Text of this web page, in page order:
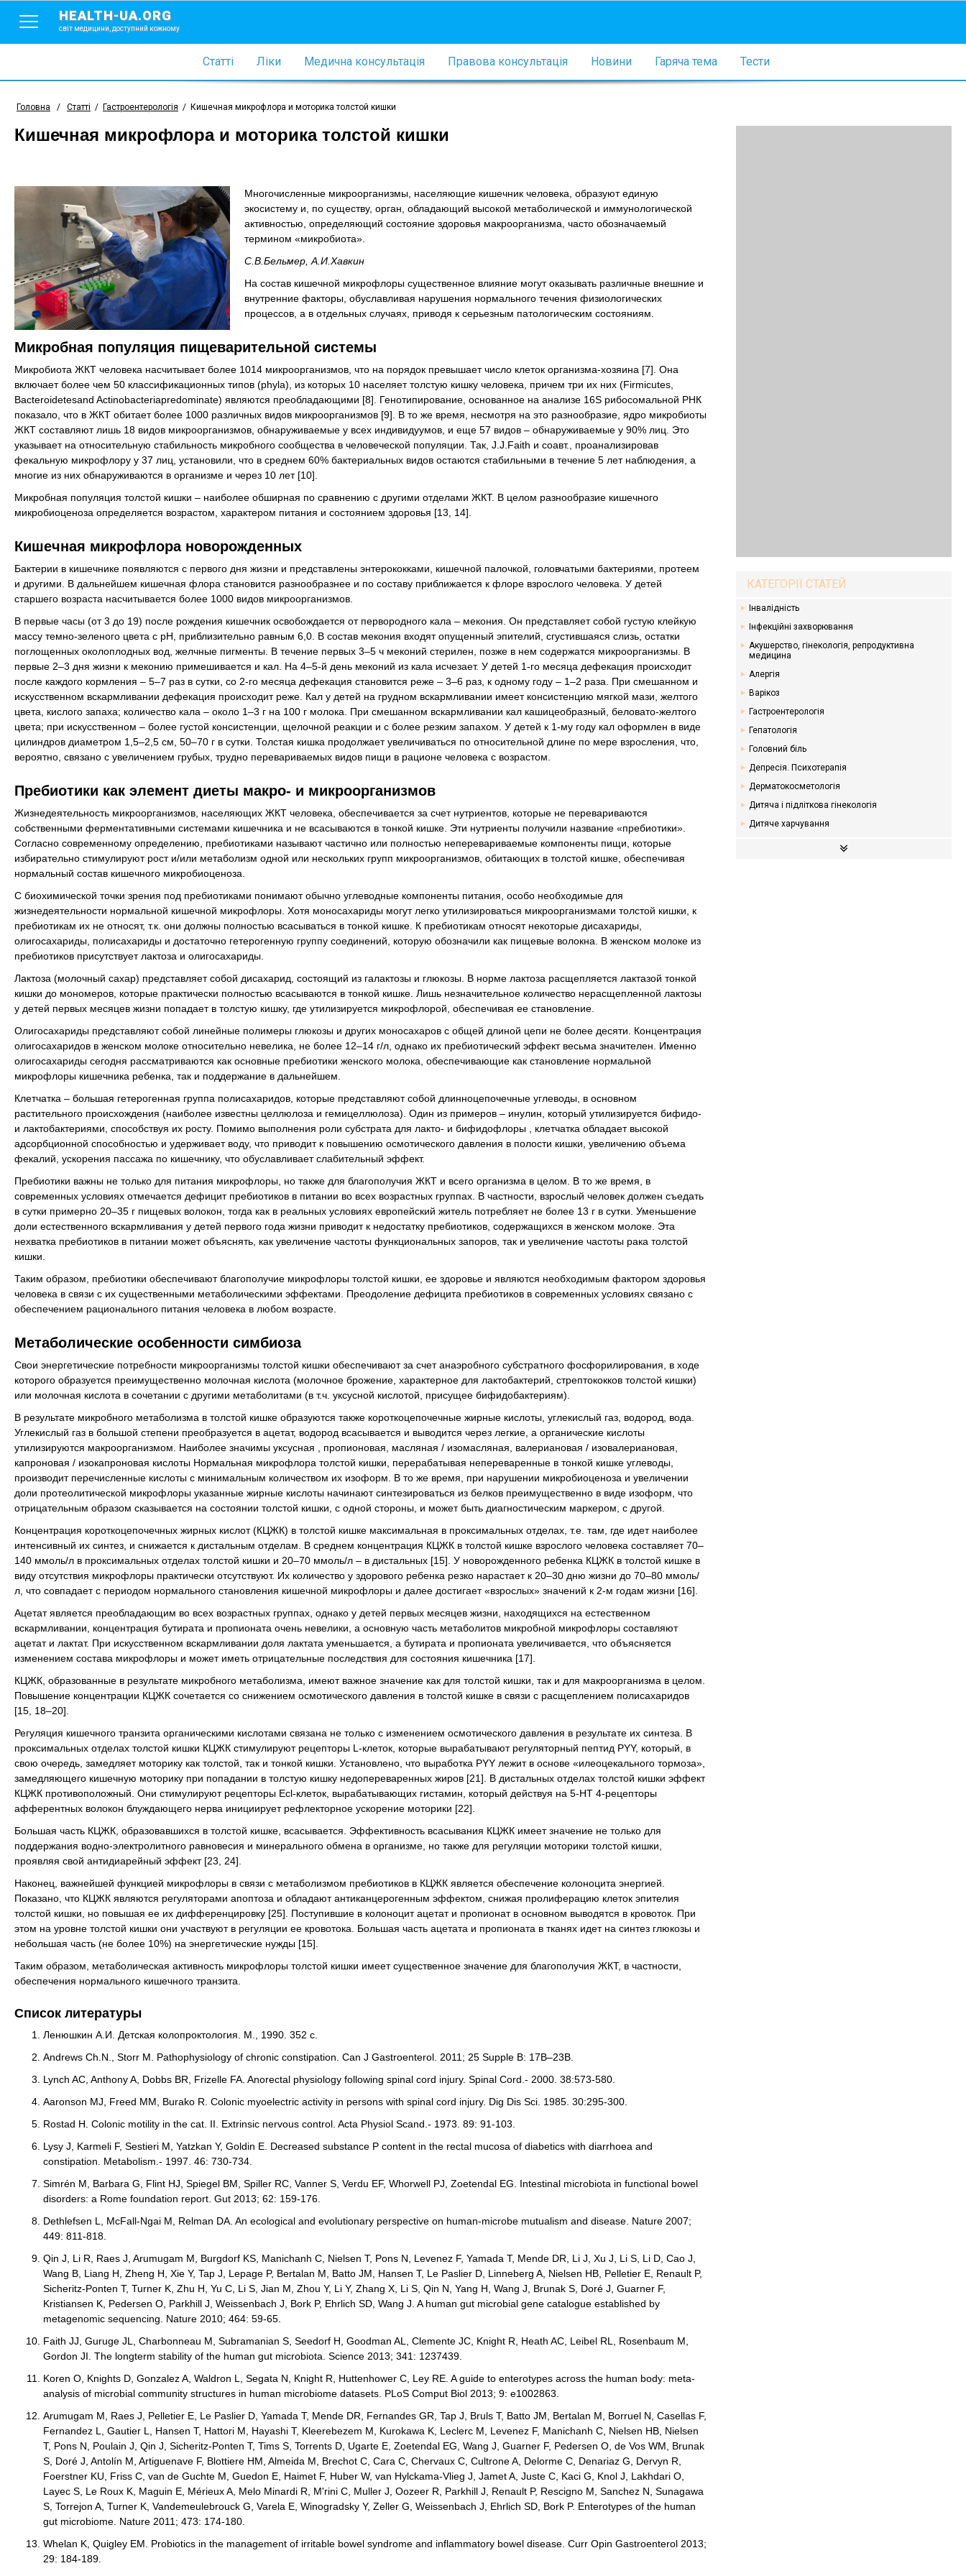
HEALTH-UA.ORG
світ медицини, доступний кожному
Статті Ліки Медична консультація Правова консультація Новини Гаряча тема Тести
Головна / Статті / Гастроентерологія / Кишечная микрофлора и моторика толстой кишки
Кишечная микрофлора и моторика толстой кишки
Многочисленные микроорганизмы, населяющие кишечник человека, образуют единую
экосистему и, по существу, орган, обладающий высокой метаболической и иммунологической
активностью, определяющий состояние здоровья макроорганизма, часто обозначаемый
термином «микробиота».
С.В.Бельмер, А.И.Хавкин
На состав кишечной микрофлоры существенное влияние могут оказывать различные внешние и
внутренние факторы, обуславливая нарушения нормального течения физиологических
процессов, а в отдельных случаях, приводя к серьезным патологическим состояниям.
Микробная популяция пищеварительной системы
Микробиота ЖКТ человека насчитывает более 1014 микроорганизмов, что на порядок превышает число клеток организма-хозяина [7]. Она
включает более чем 50 классификационных типов (phyla), из которых 10 населяет толстую кишку человека, причем три их них (Firmicutes,
Bacteroidetesand Actinobacteriapredominate) являются преобладающими [8]. Генотипирование, основанное на анализе 16S рибосомальной РНК
показало, что в ЖКТ обитает более 1000 различных видов микроорганизмов [9]. В то же время, несмотря на это разнообразие, ядро микробиоты
ЖКТ составляют лишь 18 видов микроорганизмов, обнаруживаемые у всех индивидуумов, и еще 57 видов – обнаруживаемые у 90% лиц. Это
указывает на относительную стабильность микробного сообщества в человеческой популяции. Так, J.J.Faith и соавт., проанализировав
фекальную микрофлору у 37 лиц, установили, что в среднем 60% бактериальных видов остаются стабильными в течение 5 лет наблюдения, а
многие из них обнаруживаются в организме и через 10 лет [10].
Микробная популяция толстой кишки – наиболее обширная по сравнению с другими отделами ЖКТ. В целом разнообразие кишечного
микробиоценоза определяется возрастом, характером питания и состоянием здоровья [13, 14].
Кишечная микрофлора новорожденных
Бактерии в кишечнике появляются с первого дня жизни и представлены энтерококками, кишечной палочкой, головчатыми бактериями, протеем
и другими. В дальнейшем кишечная флора становится разнообразнее и по составу приближается к флоре взрослого человека. У детей
старшего возраста насчитывается более 1000 видов микроорганизмов.
В первые часы (от 3 до 19) после рождения кишечник освобождается от первородного кала – мекония. Он представляет собой густую клейкую
массу темно-зеленого цвета с рН, приблизительно равным 6,0. В состав мекония входят опущенный эпителий, сгустившаяся слизь, остатки
поглощенных околоплодных вод, желчные пигменты. В течение первых 3–5 ч меконий стерилен, позже в нем содержатся микроорганизмы. В
первые 2–3 дня жизни к меконию примешивается и кал. На 4–5-й день меконий из кала исчезает. У детей 1-го месяца дефекация происходит
после каждого кормления – 5–7 раз в сутки, со 2-го месяца дефекация становится реже – 3–6 раз, к одному году – 1–2 раза. При смешанном и
искусственном вскармливании дефекация происходит реже. Кал у детей на грудном вскармливании имеет консистенцию мягкой мази, желтого
цвета, кислого запаха; количество кала – около 1–3 г на 100 г молока. При смешанном вскармливании кал кашицеобразный, беловато-желтого
цвета; при искусственном – более густой консистенции, щелочной реакции и с более резким запахом. У детей к 1-му году кал оформлен в виде
цилиндров диаметром 1,5–2,5 см, 50–70 г в сутки. Толстая кишка продолжает увеличиваться по относительной длине по мере взросления, что,
вероятно, связано с увеличением грубых, трудно перевариваемых видов пищи в рационе человека с возрастом.
Пребиотики как элемент диеты макро- и микроорганизмов
Жизнедеятельность микроорганизмов, населяющих ЖКТ человека, обеспечивается за счет нутриентов, которые не перевариваются
собственными ферментативными системами кишечника и не всасываются в тонкой кишке. Эти нутриенты получили название «пребиотики».
Согласно современному определению, пребиотиками называют частично или полностью неперевариваемые компоненты пищи, которые
избирательно стимулируют рост и/или метаболизм одной или нескольких групп микроорганизмов, обитающих в толстой кишке, обеспечивая
нормальный состав кишечного микробиоценоза.
С биохимической точки зрения под пребиотиками понимают обычно углеводные компоненты питания, особо необходимые для
жизнедеятельности нормальной кишечной микрофлоры. Хотя моносахариды могут легко утилизироваться микроорганизмами толстой кишки, к
пребиотикам их не относят, т.к. они должны полностью всасываться в тонкой кишке. К пребиотикам относят некоторые дисахариды,
олигосахариды, полисахариды и достаточно гетерогенную группу соединений, которую обозначили как пищевые волокна. В женском молоке из
пребиотиков присутствует лактоза и олигосахариды.
Лактоза (молочный сахар) представляет собой дисахарид, состоящий из галактозы и глюкозы. В норме лактоза расщепляется лактазой тонкой
кишки до мономеров, которые практически полностью всасываются в тонкой кишке. Лишь незначительное количество нерасщепленной лактозы
у детей первых месяцев жизни попадает в толстую кишку, где утилизируется микрофлорой, обеспечивая ее становление.
Олигосахариды представляют собой линейные полимеры глюкозы и других моносахаров с общей длиной цепи не более десяти. Концентрация
олигосахаридов в женском молоке относительно невелика, не более 12–14 г/л, однако их пребиотический эффект весьма значителен. Именно
олигосахариды сегодня рассматриваются как основные пребиотики женского молока, обеспечивающие как становление нормальной
микрофлоры кишечника ребенка, так и поддержание в дальнейшем.
Клетчатка – большая гетерогенная группа полисахаридов, которые представляют собой длинноцепочечные углеводы, в основном
растительного происхождения (наиболее известны целлюлоза и гемицеллюлоза). Один из примеров – инулин, который утилизируется бифидо-
и лактобактериями, способствуя их росту. Помимо выполнения роли субстрата для лакто- и бифидофлоры , клетчатка обладает высокой
адсорбционной способностью и удерживает воду, что приводит к повышению осмотического давления в полости кишки, увеличению объема
фекалий, ускорения пассажа по кишечнику, что обуславливает слабительный эффект.
Пребиотики важны не только для питания микрофлоры, но также для благополучия ЖКТ и всего организма в целом. В то же время, в
современных условиях отмечается дефицит пребиотиков в питании во всех возрастных группах. В частности, взрослый человек должен съедать
в сутки примерно 20–35 г пищевых волокон, тогда как в реальных условиях европейский житель потребляет не более 13 г в сутки. Уменьшение
доли естественного вскармливания у детей первого года жизни приводит к недостатку пребиотиков, содержащихся в женском молоке. Эта
нехватка пребиотиков в питании может объяснять, как увеличение частоты функциональных запоров, так и увеличение частоты рака толстой
кишки.
Таким образом, пребиотики обеспечивают благополучие микрофлоры толстой кишки, ее здоровье и являются необходимым фактором здоровья
человека в связи с их существенными метаболическими эффектами. Преодоление дефицита пребиотиков в современных условиях связано с
обеспечением рационального питания человека в любом возрасте.
Метаболические особенности симбиоза
Свои энергетические потребности микроорганизмы толстой кишки обеспечивают за счет анаэробного субстратного фосфорилирования, в ходе
которого образуется преимущественно молочная кислота (молочное брожение, характерное для лактобактерий, стрептококков толстой кишки)
или молочная кислота в сочетании с другими метаболитами (в т.ч. уксусной кислотой, присущее бифидобактериям).
В результате микробного метаболизма в толстой кишке образуются также короткоцепочечные жирные кислоты, углекислый газ, водород, вода.
Углекислый газ в большой степени преобразуется в ацетат, водород всасывается и выводится через легкие, а органические кислоты
утилизируются макроорганизмом. Наиболее значимы уксусная , пропионовая, масляная / изомасляная, валериановая / изовалериановая,
капроновая / изокапроновая кислоты Нормальная микрофлора толстой кишки, перерабатывая непереваренные в тонкой кишке углеводы,
производит перечисленные кислоты с минимальным количеством их изоформ. В то же время, при нарушении микробиоценоза и увеличении
доли протеолитической микрофлоры указанные жирные кислоты начинают синтезироваться из белков преимущественно в виде изоформ, что
отрицательным образом сказывается на состоянии толстой кишки, с одной стороны, и может быть диагностическим маркером, с другой.
Концентрация короткоцепочечных жирных кислот (КЦЖК) в толстой кишке максимальная в проксимальных отделах, т.е. там, где идет наиболее
интенсивный их синтез, и снижается к дистальным отделам. В среднем концентрация КЦЖК в толстой кишке взрослого человека составляет 70–
140 ммоль/л в проксимальных отделах толстой кишки и 20–70 ммоль/л – в дистальных [15]. У новорожденного ребенка КЦЖК в толстой кишке в
виду отсутствия микрофлоры практически отсутствуют. Их количество у здорового ребенка резко нарастает к 20–30 дню жизни до 70–80 ммоль/
л, что совпадает с периодом нормального становления кишечной микрофлоры и далее достигает «взрослых» значений к 2-м годам жизни [16].
Ацетат является преобладающим во всех возрастных группах, однако у детей первых месяцев жизни, находящихся на естественном
вскармливании, концентрация бутирата и пропионата очень невелики, а основную часть метаболитов микробной микрофлоры составляют
ацетат и лактат. При искусственном вскармливании доля лактата уменьшается, а бутирата и пропионата увеличивается, что объясняется
изменением состава микрофлоры и может иметь отрицательные последствия для состояния кишечника [17].
КЦЖК, образованные в результате микробного метаболизма, имеют важное значение как для толстой кишки, так и для макроорганизма в целом.
Повышение концентрации КЦЖК сочетается со снижением осмотического давления в толстой кишке в связи с расщеплением полисахаридов
[15, 18–20].
Регуляция кишечного транзита органическими кислотами связана не только с изменением осмотического давления в результате их синтеза. В
проксимальных отделах толстой кишки КЦЖК стимулируют рецепторы L-клеток, которые вырабатывают регуляторный пептид PYY, который, в
свою очередь, замедляет моторику как толстой, так и тонкой кишки. Установлено, что выработка PYY лежит в основе «илеоцекального тормоза»,
замедляющего кишечную моторику при попадании в толстую кишку недопереваренных жиров [21]. В дистальных отделах толстой кишки эффект
КЦЖК противоположный. Они стимулируют рецепторы Ecl-клеток, вырабатывающих гистамин, который действуя на 5-HT 4-рецепторы
афферентных волокон блуждающего нерва инициирует рефлекторное ускорение моторики [22].
Большая часть КЦЖК, образовавшихся в толстой кишке, всасывается. Эффективность всасывания КЦЖК имеет значение не только для
поддержания водно-электролитного равновесия и минерального обмена в организме, но также для регуляции моторики толстой кишки,
проявляя свой антидиарейный эффект [23, 24].
Наконец, важнейшей функцией микрофлоры в связи с метаболизмом пребиотиков в КЦЖК является обеспечение колоноцита энергией.
Показано, что КЦЖК являются регуляторами апоптоза и обладают антиканцерогенным эффектом, снижая пролиферацию клеток эпителия
толстой кишки, но повышая ее их дифференцировку [25]. Поступившие в колоноцит ацетат и пропионат в основном выводятся в кровоток. При
этом на уровне толстой кишки они участвуют в регуляции ее кровотока. Большая часть ацетата и пропионата в тканях идет на синтез глюкозы и
небольшая часть (не более 10%) на энергетические нужды [15].
Таким образом, метаболическая активность микрофлоры толстой кишки имеет существенное значение для благополучия ЖКТ, в частности,
обеспечения нормального кишечного транзита.
Список литературы
Ленюшкин А.И. Детская колопроктология. М., 1990. 352 с.
Andrews Ch.N., Storr M. Pathophysiology of chronic constipation. Can J Gastroenterol. 2011; 25 Supple В: 17B–23B.
Lynch AC, Anthony A, Dobbs BR, Frizelle FA. Anorectal physiology following spinal cord injury. Spinal Cord.- 2000. 38:573-580.
Aaronson MJ, Freed MM, Burako R. Colonic myoelectric activity in persons with spinal cord injury. Dig Dis Sci. 1985. 30:295-300.
Rostad H. Colonic motility in the cat. II. Extrinsic nervous control. Acta Physiol Scand.- 1973. 89: 91-103.
Lysy J, Karmeli F, Sestieri M, Yatzkan Y, Goldin E. Decreased substance P content in the rectal mucosa of diabetics with diarrhoea and
constipation. Metabolism.- 1997. 46: 730-734.
Simrén M, Barbara G, Flint HJ, Spiegel BM, Spiller RC, Vanner S, Verdu EF, Whorwell PJ, Zoetendal EG. Intestinal microbiota in functional bowel
disorders: a Rome foundation report. Gut 2013; 62: 159-176.
Dethlefsen L, McFall-Ngai M, Relman DA. An ecological and evolutionary perspective on human-microbe mutualism and disease. Nature 2007;
449: 811-818.
Qin J, Li R, Raes J, Arumugam M, Burgdorf KS, Manichanh C, Nielsen T, Pons N, Levenez F, Yamada T, Mende DR, Li J, Xu J, Li S, Li D, Cao J,
Wang B, Liang H, Zheng H, Xie Y, Tap J, Lepage P, Bertalan M, Batto JM, Hansen T, Le Paslier D, Linneberg A, Nielsen HB, Pelletier E, Renault P,
Sicheritz-Ponten T, Turner K, Zhu H, Yu C, Li S, Jian M, Zhou Y, Li Y, Zhang X, Li S, Qin N, Yang H, Wang J, Brunak S, Doré J, Guarner F,
Kristiansen K, Pedersen O, Parkhill J, Weissenbach J, Bork P, Ehrlich SD, Wang J. A human gut microbial gene catalogue established by
metagenomic sequencing. Nature 2010; 464: 59-65.
Faith JJ, Guruge JL, Charbonneau M, Subramanian S, Seedorf H, Goodman AL, Clemente JC, Knight R, Heath AC, Leibel RL, Rosenbaum M,
Gordon JI. The longterm stability of the human gut microbiota. Science 2013; 341: 1237439.
Koren O, Knights D, Gonzalez A, Waldron L, Segata N, Knight R, Huttenhower C, Ley RE. A guide to enterotypes across the human body: meta-
analysis of microbial community structures in human microbiome datasets. PLoS Comput Biol 2013; 9: e1002863.
Arumugam M, Raes J, Pelletier E, Le Paslier D, Yamada T, Mende DR, Fernandes GR, Tap J, Bruls T, Batto JM, Bertalan M, Borruel N, Casellas F,
Fernandez L, Gautier L, Hansen T, Hattori M, Hayashi T, Kleerebezem M, Kurokawa K, Leclerc M, Levenez F, Manichanh C, Nielsen HB, Nielsen
T, Pons N, Poulain J, Qin J, Sicheritz-Ponten T, Tims S, Torrents D, Ugarte E, Zoetendal EG, Wang J, Guarner F, Pedersen O, de Vos WM, Brunak
S, Doré J, Antolín M, Artiguenave F, Blottiere HM, Almeida M, Brechot C, Cara C, Chervaux C, Cultrone A, Delorme C, Denariaz G, Dervyn R,
Foerstner KU, Friss C, van de Guchte M, Guedon E, Haimet F, Huber W, van Hylckama-Vlieg J, Jamet A, Juste C, Kaci G, Knol J, Lakhdari O,
Layec S, Le Roux K, Maguin E, Mérieux A, Melo Minardi R, M'rini C, Muller J, Oozeer R, Parkhill J, Renault P, Rescigno M, Sanchez N, Sunagawa
S, Torrejon A, Turner K, Vandemeulebrouck G, Varela E, Winogradsky Y, Zeller G, Weissenbach J, Ehrlich SD, Bork P. Enterotypes of the human
gut microbiome. Nature 2011; 473: 174-180.
Whelan K, Quigley EM. Probiotics in the management of irritable bowel syndrome and inflammatory bowel disease. Curr Opin Gastroenterol 2013;
29: 184-189.
КАТЕГОРІЇ СТАТЕЙ
Інвалідність
Інфекційні захворювання
Акушерство, гінекологія, репродуктивна
медицина
Алергія
Варікоз
Гастроентерологія
Гепатологія
Головний біль
Депресія. Психотерапія
Дерматокосметологія
Дитяча і підліткова гінекологія
Дитяче харчування
Ендокринологія. Цукровий діабет